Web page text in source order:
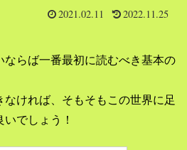
2021.02.11 2022.11.25
ならば一番最初に読むべき基本の
なければ、そもそもこの世界に足
でしょう！